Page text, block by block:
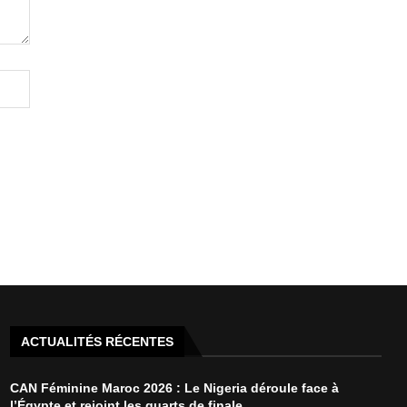
ACTUALITÉS RÉCENTES
CAN Féminine Maroc 2026 : Le Nigeria déroule face à